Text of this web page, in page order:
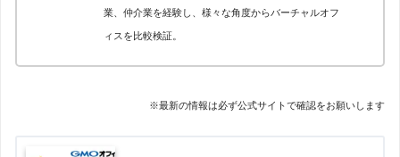
業、仲介業を経験し、様々な角度からバーチャルオフ
ィスを比較検証。
※最新の情報は必ず公式サイトで確認をお願いします